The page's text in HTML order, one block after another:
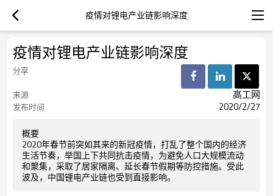
疫情对锂电产业链影响深度
疫情对锂电产业链影响深度
分享
来源
高工网
发布时间 2020/2/27
概要
2020年春节前突如其来的新冠疫情，打乱了整个国内的经济
生活节奏，举国上下共同抗击疫情，为避免人口大规模流动
和聚集，采取了居家隔离、延长春节假期等防控措施。受此
波及，中国锂电产业链也受到直接影响。